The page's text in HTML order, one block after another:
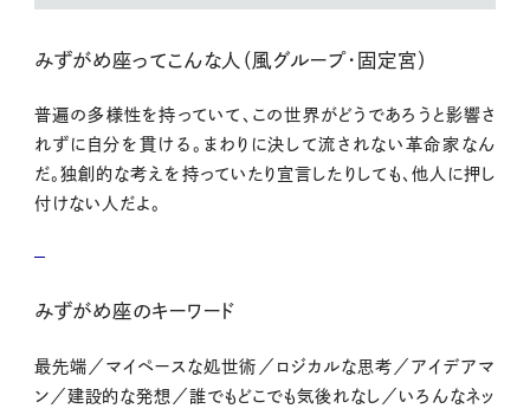
みずがめ座ってこんな人（風グループ・固定宮）
普遍の多様性を持っていて、この世界がどうであろうと影響さ
れずに自分を貫ける。まわりに決して流されない革命家なん
だ。独創的な考えを持っていたり宣言したりしても、他人に押し
付けない人だよ。
みずがめ座のキーワード
最先端／マイペースな処世術／ロジカルな思考／アイデアマ
ン／建設的な発想／誰でもどこでも気後れなし／いろんなネッ